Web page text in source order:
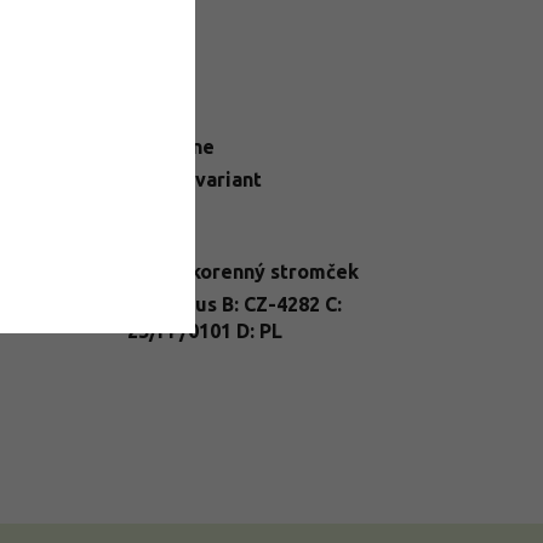
Broskyne
Zvoľte variant
prostokorenný stromček
A: Prunus B: CZ-4282 C:
25/FP/0101 D: PL